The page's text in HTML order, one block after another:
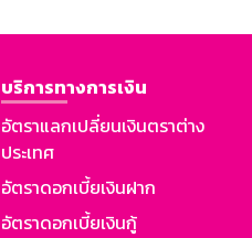
บริการทางการเงิน
อัตราแลกเปลี่ยนเงินตราต่าง
ประเทศ
อัตราดอกเบี้ยเงินฝาก
อัตราดอกเบี้ยเงินกู้